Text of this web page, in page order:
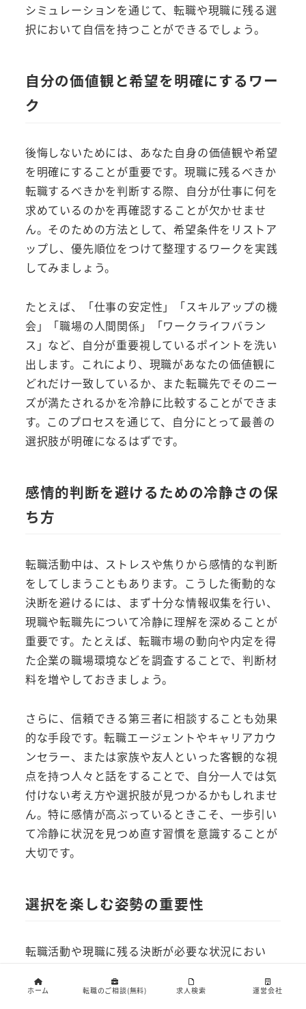
シミュレーションを通じて、転職や現職に残る選
択において自信を持つことができるでしょう。
自分の価値観と希望を明確にするワー
ク
後悔しないためには、あなた自身の価値観や希望
を明確にすることが重要です。現職に残るべきか
転職するべきかを判断する際、自分が仕事に何を
求めているのかを再確認することが欠かせませ
ん。そのための方法として、希望条件をリストア
ップし、優先順位をつけて整理するワークを実践
してみましょう。
たとえば、「仕事の安定性」「スキルアップの機
会」「職場の人間関係」「ワークライフバラン
ス」など、自分が重要視しているポイントを洗い
出します。これにより、現職があなたの価値観に
どれだけ一致しているか、また転職先でそのニー
ズが満たされるかを冷静に比較することができま
す。このプロセスを通じて、自分にとって最善の
選択肢が明確になるはずです。
感情的判断を避けるための冷静さの保
ち方
転職活動中は、ストレスや焦りから感情的な判断
をしてしまうこともあります。こうした衝動的な
決断を避けるには、まず十分な情報収集を行い、
現職や転職先について冷静に理解を深めることが
重要です。たとえば、転職市場の動向や内定を得
た企業の職場環境などを調査することで、判断材
料を増やしておきましょう。
さらに、信頼できる第三者に相談することも効果
的な手段です。転職エージェントやキャリアカウ
ンセラー、または家族や友人といった客観的な視
点を持つ人々と話をすることで、自分一人では気
付けない考え方や選択肢が見つかるかもしれませ
ん。特に感情が高ぶっているときこそ、一歩引い
て冷静に状況を見つめ直す習慣を意識することが
大切です。
選択を楽しむ姿勢の重要性
転職活動や現職に残る決断が必要な状況におい
つことが成功への鍵となります。どちらの選択肢
ホーム 転職のご相談(無料) 求人検索 運営会社